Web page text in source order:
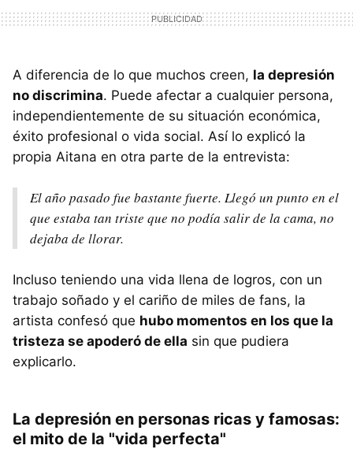
A diferencia de lo que muchos creen, la depresión
no discrimina. Puede afectar a cualquier persona,
independientemente de su situación económica,
éxito profesional o vida social. Así lo explicó la
propia Aitana en otra parte de la entrevista:
El año pasado fue bastante fuerte. Llegó un punto en el
que estaba tan triste que no podía salir de la cama, no
dejaba de llorar.
Incluso teniendo una vida llena de logros, con un
trabajo soñado y el cariño de miles de fans, la
artista confesó que hubo momentos en los que la
tristeza se apoderó de ella sin que pudiera
explicarlo.
La depresión en personas ricas y famosas:
el mito de la "vida perfecta"